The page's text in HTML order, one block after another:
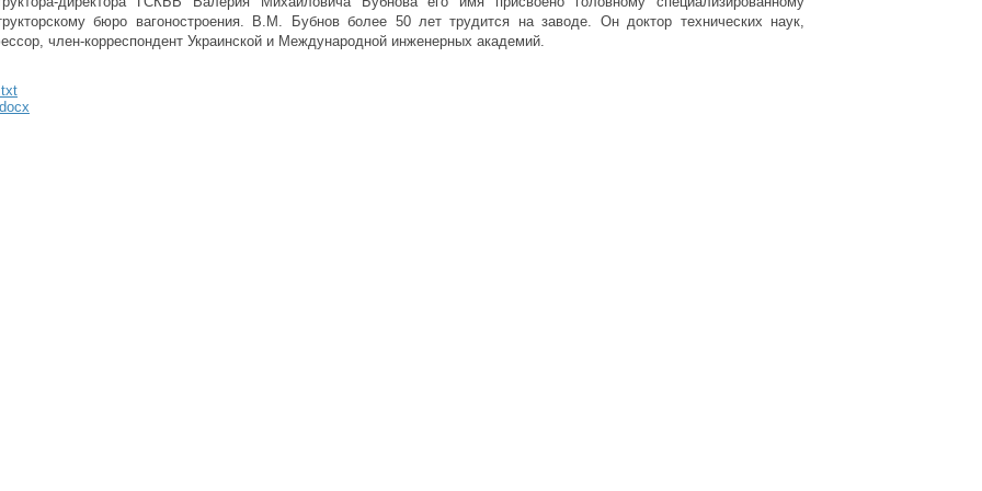
бюро вагоностроения. В.М. Бубнов более 50 лет трудится на заводе. Он доктор технических наук,
член-корреспондент Украинской и Международной инженерных академий.